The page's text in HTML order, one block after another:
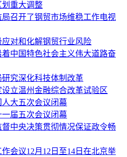
划重大调整
局召开了钢贸市场维稳工作电视
应对和化解钢贸行业风险
中国特色社会主义伟大道路奋
研究深化科技体制改革
设立温州金融综合改革试验区
大五次会议闭幕
届五次会议闭幕
中央决策贯彻情况保证政令畅
会议12月12日至14日在北京举